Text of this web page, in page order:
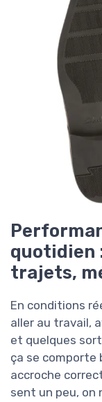
quotidien
trajets,
En conditions
aller au travail,
et quelques
ça se comporte
accroche
sent un peu, on